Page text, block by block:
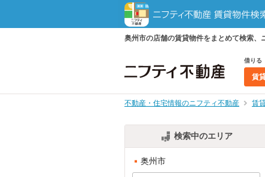
奥州市の店舗の賃貸物件をまとめて検索、
借りる
賃
不動産・住宅情報のニフティ不動産 賃
検索中のエリア
奥州市